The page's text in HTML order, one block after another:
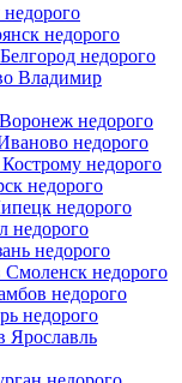
недорого
недорого
Владимир
недорого
недорого
недорого
недорого
недорого
недорого
недорого
недорого
недорого
недорого
Ярославль